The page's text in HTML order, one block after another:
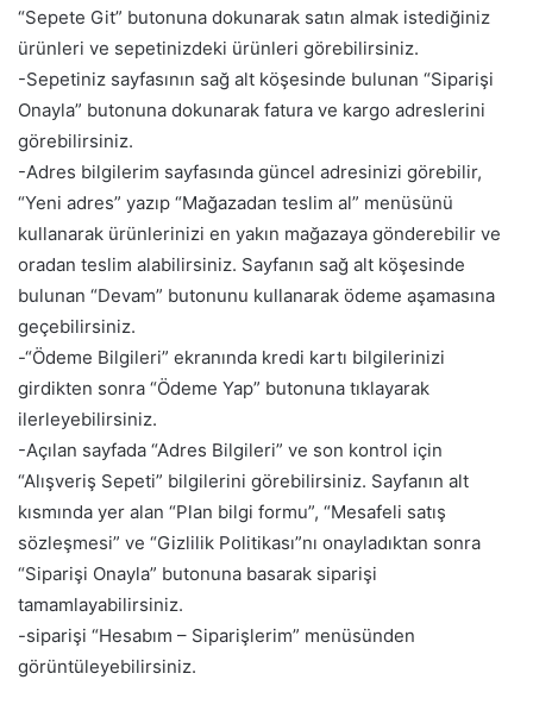
“Sepete Git” butonuna dokunarak satın almak istediğiniz
ürünleri ve sepetinizdeki ürünleri görebilirsiniz.
-Sepetiniz sayfasının sağ alt köşesinde bulunan “Siparişi
Onayla” butonuna dokunarak fatura ve kargo adreslerini
görebilirsiniz.
-Adres bilgilerim sayfasında güncel adresinizi görebilir,
“Yeni adres” yazıp “Mağazadan teslim al” menüsünü
kullanarak ürünlerinizi en yakın mağazaya gönderebilir ve
oradan teslim alabilirsiniz. Sayfanın sağ alt köşesinde
bulunan “Devam” butonunu kullanarak ödeme aşamasına
geçebilirsiniz.
-“Ödeme Bilgileri” ekranında kredi kartı bilgilerinizi
girdikten sonra “Ödeme Yap” butonuna tıklayarak
ilerleyebilirsiniz.
-Açılan sayfada “Adres Bilgileri” ve son kontrol için
“Alışveriş Sepeti” bilgilerini görebilirsiniz. Sayfanın alt
kısmında yer alan “Plan bilgi formu”, “Mesafeli satış
sözleşmesi” ve “Gizlilik Politikası”nı onayladıktan sonra
“Siparişi Onayla” butonuna basarak siparişi
tamamlayabilirsiniz.
-siparişi “Hesabım – Siparişlerim” menüsünden
görüntüleyebilirsiniz.